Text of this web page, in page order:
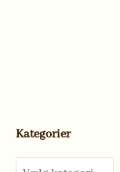
Kategorier